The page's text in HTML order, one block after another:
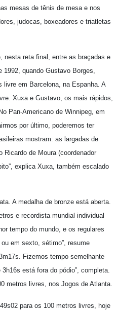
mesas de tênis de mesa e nos
judocas, boxeadores e triatletas
nesta reta final, entre as braçadas e
quando Gustavo Borges,
livre em Barcelona, na Espanha. A
Xuxa e Gustavo, os mais rápidos,
Pan-Americano de Winnipeg, em
por último, poderemos ter
mostram: as largadas de
de Moura (coordenador
explica Xuxa, também escalado
A medalha de bronze está aberta.
e recordista mundial individual
tempo do mundo, e os regulares
em sexto, sétimo”, resume
Fizemos tempo semelhante
está fora do pódio”, completa.
metros livres, nos Jogos de Atlanta.
para os 100 metros livres, hoje